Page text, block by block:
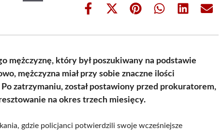
Share
Share
(Twitter)
Share Share Share Share
mężczyznę, który był poszukiwany na podstawie
mężczyzna miał przy sobie znaczne ilości
zatrzymaniu, został postawiony przed prokuratorem,
na okres trzech miesięcy.
gdzie policjanci potwierdzili swoje wcześniejsze